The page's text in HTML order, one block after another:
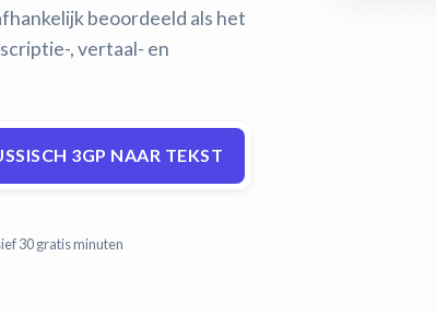
beoordeeld als het
, vertaal- en
3GP NAAR TEKST
30 gratis minuten